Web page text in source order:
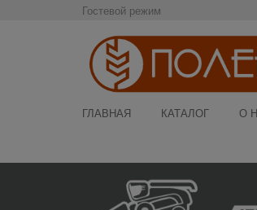
Гостевой режим
ГЛАВНАЯ КАТАЛОГ О